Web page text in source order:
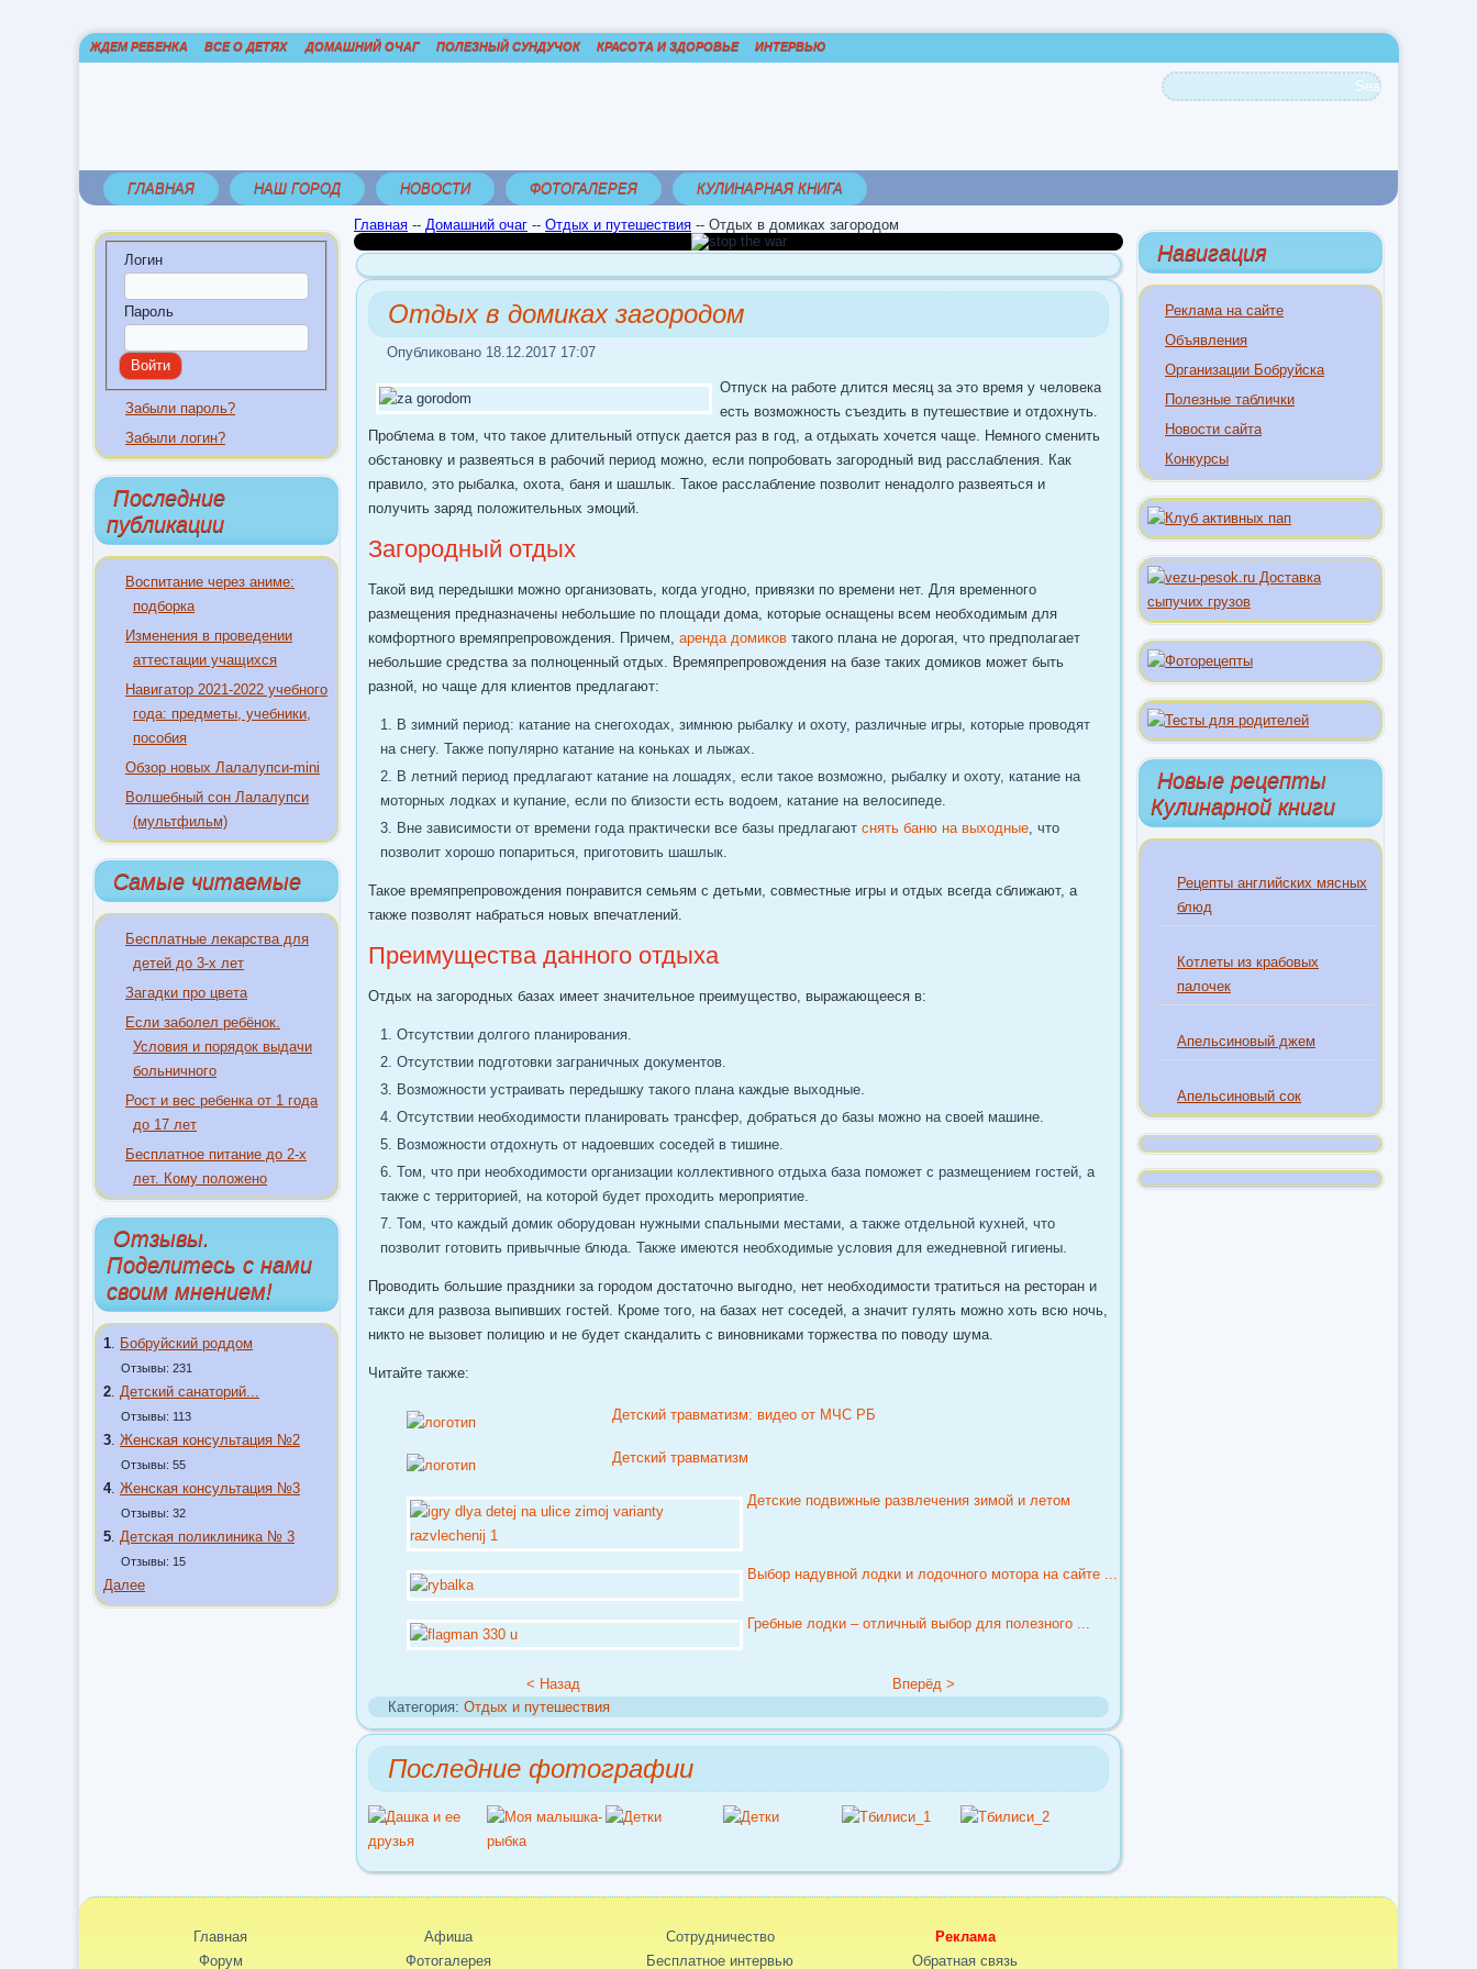
ЖДЕМ РЕБЕНКА ВСЕ О ДЕТЯХ ДОМАШНИЙ ОЧАГ ПОЛЕЗНЫЙ СУНДУЧОК КРАСОТА И ЗДОРОВЬЕ ИНТЕРВЬЮ
ГЛАВНАЯ НАШ ГОРОД НОВОСТИ ФОТОГАЛЕРЕЯ КУЛИНАРНАЯ КНИГА
Логин
Пароль
Забыли пароль?
Забыли логин?
Последние
публикации
Воспитание через аниме:
подборка
Изменения в проведении
аттестации учащихся
Навигатор 2021-2022 учебного
года: предметы, учебники,
пособия
Обзор новых Лалалупси-mini
Волшебный сон Лалалупси
(мультфильм)
Самые читаемые
Бесплатные лекарства для
детей до 3-х лет
Загадки про цвета
Если заболел ребёнок.
Условия и порядок выдачи
больничного
Рост и вес ребенка от 1 года
до 17 лет
Бесплатное питание до 2-х
лет. Кому положено
Отзывы.
Поделитесь с нами
своим мнением!
1 Бобруйский роддом
Отзывы: 231
2 Детский санаторий...
Отзывы: 113
3 Женская консультация №2
Отзывы: 55
4. Женская консультация №3
Отзывы: 32
5 Детская поликлиника № 3
Отзывы: 15
Далее
Главная -- Домашний очаг -- Отдых и путешествия -- Отдых в домиках загородом
Отдых в домиках загородом
Опубликовано 18.12.2017 17:07
Отпуск на работе длится месяц за это время у человека
есть возможность съездить в путешествие и отдохнуть.
Проблема в том, что такое длительный отпуск дается раз в год, а отдыхать хочется чаще. Немного сменить
обстановку и развеяться в рабочий период можно, если попробовать загородный вид расслабления. Как
правило, это рыбалка, охота, баня и шашлык. Такое расслабление позволит ненадолго развеяться и
получить заряд положительных эмоций.
Загородный отдых
Такой вид передышки можно организовать, когда угодно, привязки по времени нет. Для временного
размещения предназначены небольшие по площади дома, которые оснащены всем необходимым для
комфортного времяпрепровождения. Причем, аренда домиков такого плана не дорогая, что предполагает
небольшие средства за полноценный отдых. Времяпрепровождения на базе таких домиков может быть
разной, но чаще для клиентов предлагают:
В зимний период: катание на снегоходах, зимнюю рыбалку и охоту, различные игры, которые проводят
на снегу. Также популярно катание на коньках и лыжах.
В летний период предлагают катание на лошадях, если такое возможно, рыбалку и охоту, катание на
моторных лодках и купание, если по близости есть водоем, катание на велосипеде.
Вне зависимости от времени года практически все базы предлагают снять баню на выходные, что
позволит хорошо попариться, приготовить шашлык.
Такое времяпрепровождения понравится семьям с детьми, совместные игры и отдых всегда сближают, а
также позволят набраться новых впечатлений.
Преимущества данного отдыха
Отдых на загородных базах имеет значительное преимущество, выражающееся в:
Отсутствии долгого планирования.
Отсутствии подготовки заграничных документов.
Возможности устраивать передышку такого плана каждые выходные.
Отсутствии необходимости планировать трансфер, добраться до базы можно на своей машине.
Возможности отдохнуть от надоевших соседей в тишине.
Том, что при необходимости организации коллективного отдыха база поможет с размещением гостей, а
также с территорией, на которой будет проходить мероприятие.
Том, что каждый домик оборудован нужными спальными местами, а также отдельной кухней, что
позволит готовить привычные блюда. Также имеются необходимые условия для ежедневной гигиены.
Проводить большие праздники за городом достаточно выгодно, нет необходимости тратиться на ресторан и
такси для развоза выпивших гостей. Кроме того, на базах нет соседей, а значит гулять можно хоть всю ночь,
никто не вызовет полицию и не будет скандалить с виновниками торжества по поводу шума.
Читайте также:
Детский травматизм: видео от МЧС РБ
Детский травматизм
Детские подвижные развлечения зимой и летом
Выбор надувной лодки и лодочного мотора на сайте ...
Гребные лодки – отличный выбор для полезного ...
< Назад
Вперёд >
Категория: Отдых и путешествия
Последние фотографии
Навигация
Реклама на сайте
Объявления
Организации Бобруйска
Полезные таблички
Новости сайта
Конкурсы
Новые рецепты
Кулинарной книги
Рецепты английских мясных
блюд
Котлеты из крабовых
палочек
Апельсиновый джем
Апельсиновый сок
Главная
Форум
Афиша
Фотогалерея
Сотрудничество
Бесплатное интервью
Реклама
Обратная связь